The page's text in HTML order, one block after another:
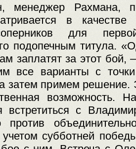
менеджер Рахмана,
в
для
подопечным титула.
заплатят за этот
все варианты с
затем примем решение.
возможность.
встретиться с
против
субботней